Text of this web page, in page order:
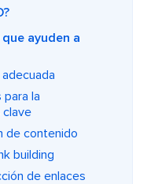
ayuden a
adecuada
para la
clave
de contenido
building
de enlaces